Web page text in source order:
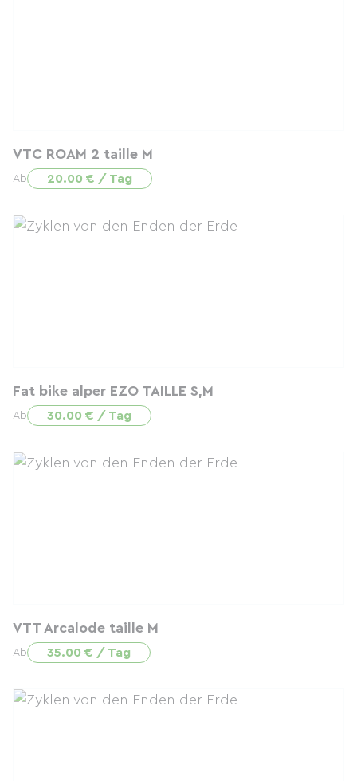
VTC ROAM 2 taille M
Ab 20.00 € / Tag
Fat bike alper EZO TAILLE S,M
Ab 30.00 € / Tag
VTT Arcalode taille M
Ab 35.00 € / Tag